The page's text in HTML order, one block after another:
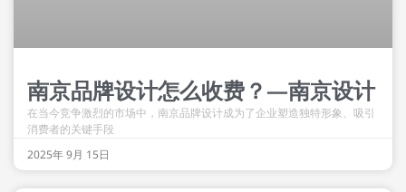
南京品牌设计怎么收费？—南京设计
在当今竞争激烈的市场中，南京品牌设计成为了企业塑造独特形象、吸引
消费者的关键手段
2025年 9月 15日